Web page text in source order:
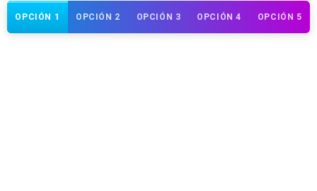
OPCIÓN 1 OPCIÓN 2 OPCIÓN 3 OPCIÓN 4 OPCIÓN 5